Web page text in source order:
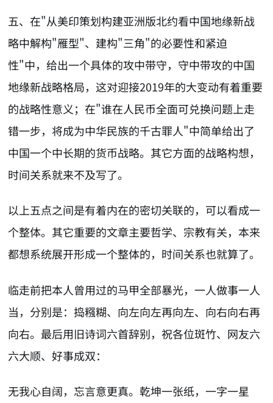
五、在"从美印策划构建亚洲版北约看中国地缘新战
略中解构"雁型"、建构"三角"的必要性和紧迫
性"中，给出一个具体的攻中带守，守中带攻的中国
地缘新战略格局，这对迎接2019年的大变动有着重要
的战略性意义；在"谁在人民币全面可兑换问题上走
错一步，将成为中华民族的千古罪人"中简单给出了
中国一个中长期的货币战略。其它方面的战略构想，
时间关系就来不及写了。
以上五点之间是有着内在的密切关联的，可以看成一
个整体。其它重要的文章主要哲学、宗教有关，本来
都想系统展开形成一个整体的，时间关系也就算了。
临走前把本人曾用过的马甲全部暴光，一人做事一人
当，分别是：捣糨糊、向左向左再向左、向右向右再
向右。最后用旧诗词六首辞别，祝各位斑竹、网友六
六大顺、好事成双：
无我心自阔，忘言意更真。乾坤一张纸，一字一星